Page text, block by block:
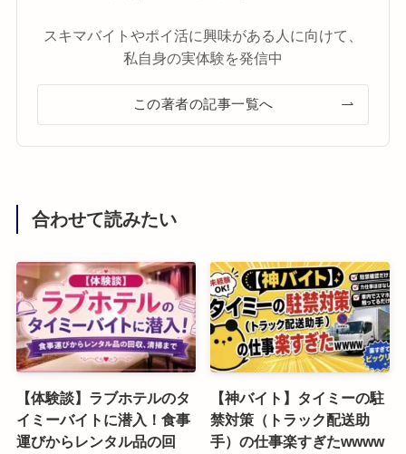
スキマバイトやポイ活に興味がある人に向けて、
私自身の実体験を発信中
この著者の記事一覧へ
合わせて読みたい
【体験談】ラブホテルのタ
イミーバイトに潜入！食事
運びからレンタル品の回
【神バイト】タイミーの駐
禁対策（トラック配送助
手）の仕事楽すぎたwwww